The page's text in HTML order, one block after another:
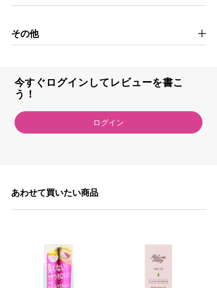
その他
今すぐログインしてレビューを書こ
う！
ログイン
あわせて買いたい商品